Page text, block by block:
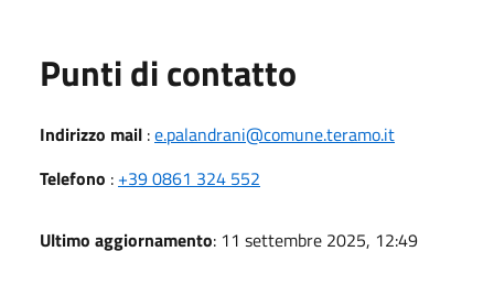
Punti di contatto
Indirizzo mail :e.palandrani@comune.teramo.it
Telefono : +39 0861 324 552
Ultimo aggiornamento: 11 settembre 2025, 12:49